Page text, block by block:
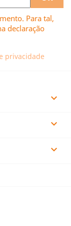
Para tal,
declaração
privacidade


